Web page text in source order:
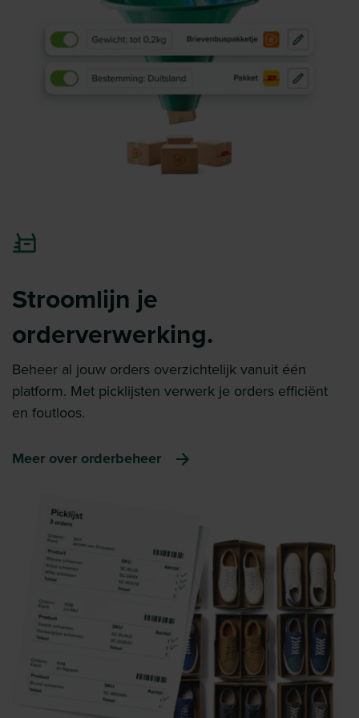
Stroomlijn je
orderverwerking.
Beheer al jouw orders overzichtelijk vanuit één
platform. Met picklijsten verwerk je orders efficiënt
en foutloos.
Meer over orderbeheer